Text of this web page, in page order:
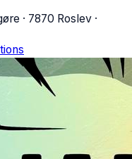
· 7870 Roslev ·